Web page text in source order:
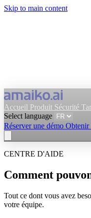
Skip to main content
Accueil Produit Sécurité
Select language
Réserver une démo Obtenir
Obtenir amaiko
Select language
CENTRE D'AIDE
Comment
Tout ce dont vous avez
votre équipe.